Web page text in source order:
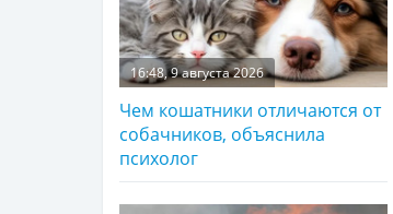
16:48, 9 августа 2026
Чем кошатники отличаются от
собачников, объяснила
психолог